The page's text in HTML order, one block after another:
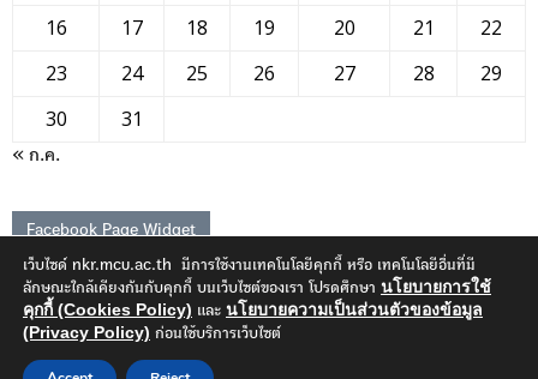
16
17 18 19 20 21
22
23
24 25 26 27 28
29
30
31
« ก.ค.
Facebook Page Widget
© มหาวิทยาลัยมหาจุฬาลงกรณราชวิทยาลัย วิทยาเขตนครราชสีมา |
เว็บไซด์ nkr.mcu.ac.th มีการใช้งานเทคโนโลยีคุกกี้ หรือ เทคโนโลยีอื่นที่มี
ลักษณะใกล้เคียงกันกับคุกกี้ บนเว็บไซต์ของเรา โปรดศึกษา นโยบายการใช้
คุกกี้ (Cookies Policy) และ นโยบายความเป็นส่วนตัวของข้อมูล
(Privacy Policy) ก่อนใช้บริการเว็บไซต์